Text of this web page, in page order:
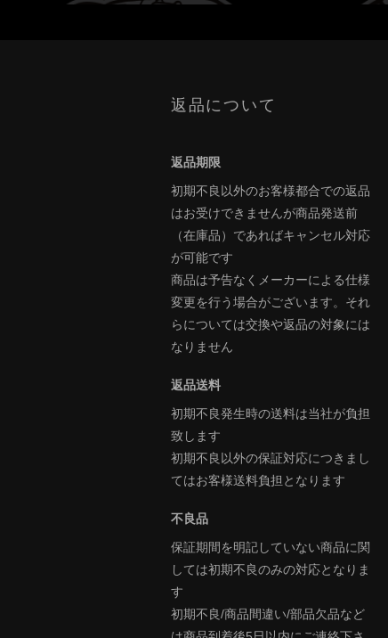
返品について
返品期限
初期不良以外のお客様都合での返品
はお受けできませんが商品発送前
（在庫品）であればキャンセル対応
が可能です
商品は予告なくメーカーによる仕様
変更を行う場合がございます。それ
らについては交換や返品の対象には
なりません
返品送料
初期不良発生時の送料は当社が負担
致します
初期不良以外の保証対応につきまし
てはお客様送料負担となります
不良品
保証期間を明記していない商品に関
しては初期不良のみの対応となりま
す
初期不良/商品間違い/部品欠品など